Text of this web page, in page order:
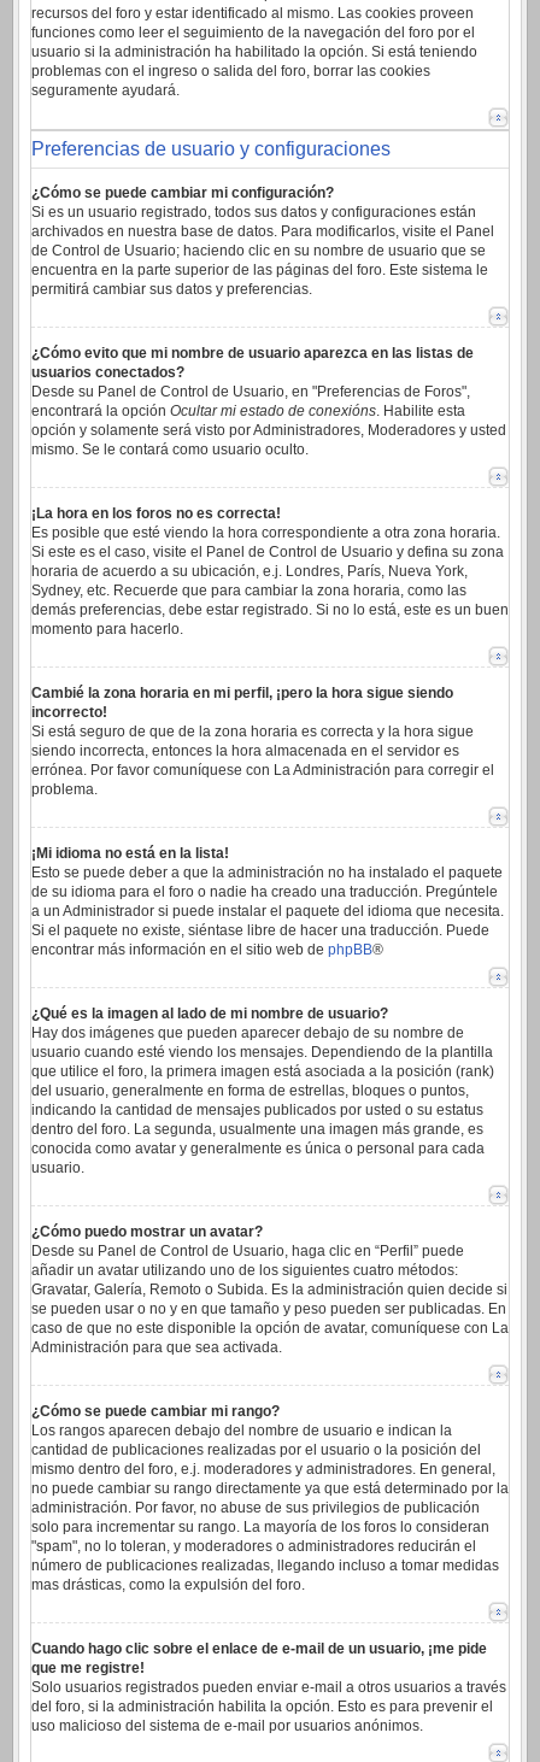
recursos del foro y estar identificado al mismo. Las cookies proveen
funciones como leer el seguimiento de la navegación del foro por el
usuario si la administración ha habilitado la opción. Si está teniendo
problemas con el ingreso o salida del foro, borrar las cookies
seguramente ayudará.
Preferencias de usuario y configuraciones
¿Cómo se puede cambiar mi configuración?
Si es un usuario registrado, todos sus datos y configuraciones están
archivados en nuestra base de datos. Para modificarlos, visite el Panel
de Control de Usuario; haciendo clic en su nombre de usuario que se
encuentra en la parte superior de las páginas del foro. Este sistema le
permitirá cambiar sus datos y preferencias.
¿Cómo evito que mi nombre de usuario aparezca en las listas de
usuarios conectados?
Desde su Panel de Control de Usuario, en "Preferencias de Foros",
encontrará la opción Ocultar mi estado de conexións. Habilite esta
opción y solamente será visto por Administradores, Moderadores y usted
mismo. Se le contará como usuario oculto.
¡La hora en los foros no es correcta!
Es posible que esté viendo la hora correspondiente a otra zona horaria.
Si este es el caso, visite el Panel de Control de Usuario y defina su zona
horaria de acuerdo a su ubicación, e.j. Londres, París, Nueva York,
Sydney, etc. Recuerde que para cambiar la zona horaria, como las
demás preferencias, debe estar registrado. Si no lo está, este es un buen
momento para hacerlo.
Cambié la zona horaria en mi perfil, ¡pero la hora sigue siendo
incorrecto!
Si está seguro de que de la zona horaria es correcta y la hora sigue
siendo incorrecta, entonces la hora almacenada en el servidor es
errónea. Por favor comuníquese con La Administración para corregir el
problema.
¡Mi idioma no está en la lista!
Esto se puede deber a que la administración no ha instalado el paquete
de su idioma para el foro o nadie ha creado una traducción. Pregúntele
a un Administrador si puede instalar el paquete del idioma que necesita.
Si el paquete no existe, siéntase libre de hacer una traducción. Puede
encontrar más información en el sitio web de phpBB®
¿Qué es la imagen al lado de mi nombre de usuario?
Hay dos imágenes que pueden aparecer debajo de su nombre de
usuario cuando esté viendo los mensajes. Dependiendo de la plantilla
que utilice el foro, la primera imagen está asociada a la posición (rank)
del usuario, generalmente en forma de estrellas, bloques o puntos,
indicando la cantidad de mensajes publicados por usted o su estatus
dentro del foro. La segunda, usualmente una imagen más grande, es
conocida como avatar y generalmente es única o personal para cada
usuario.
¿Cómo puedo mostrar un avatar?
Desde su Panel de Control de Usuario, haga clic en “Perfil” puede
añadir un avatar utilizando uno de los siguientes cuatro métodos:
Gravatar, Galería, Remoto o Subida. Es la administración quien decide si
se pueden usar o no y en que tamaño y peso pueden ser publicadas. En
caso de que no este disponible la opción de avatar, comuníquese con La
Administración para que sea activada.
¿Cómo se puede cambiar mi rango?
Los rangos aparecen debajo del nombre de usuario e indican la
cantidad de publicaciones realizadas por el usuario o la posición del
mismo dentro del foro, e.j. moderadores y administradores. En general,
no puede cambiar su rango directamente ya que está determinado por la
administración. Por favor, no abuse de sus privilegios de publicación
solo para incrementar su rango. La mayoría de los foros lo consideran
"spam", no lo toleran, y moderadores o administradores reducirán el
número de publicaciones realizadas, llegando incluso a tomar medidas
mas drásticas, como la expulsión del foro.
Cuando hago clic sobre el enlace de e-mail de un usuario, ¡me pide
que me registre!
Solo usuarios registrados pueden enviar e-mail a otros usuarios a través
del foro, si la administración habilita la opción. Esto es para prevenir el
uso malicioso del sistema de e-mail por usuarios anónimos.